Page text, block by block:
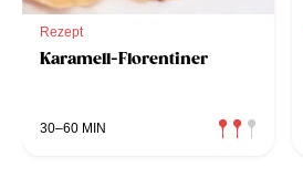
Rezept
Karamell-Florentiner
30–60 MIN